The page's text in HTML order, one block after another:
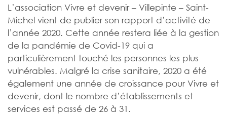
L’association Vivre et devenir – Villepinte – Saint-
Michel vient de publier son rapport d’activité de
l’année 2020. Cette année restera liée à la gestion
de la pandémie de Covid-19 qui a
particulièrement touché les personnes les plus
vulnérables. Malgré la crise sanitaire, 2020 a été
également une année de croissance pour Vivre et
devenir, dont le nombre d’établissements et
services est passé de 26 à 31.